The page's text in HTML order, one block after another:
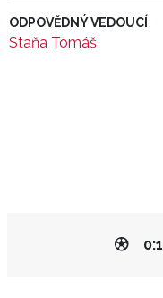
ODPOVĚDNÝ VEDOUCÍ
Staňa Tomáš
0:1